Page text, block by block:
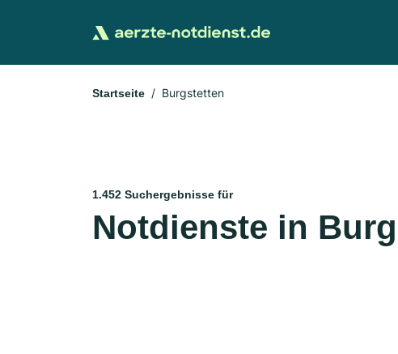
Startseite Burgstetten
1.452 Suchergebnisse für
Notdienste in